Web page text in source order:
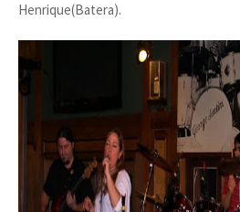
Henrique(Batera).